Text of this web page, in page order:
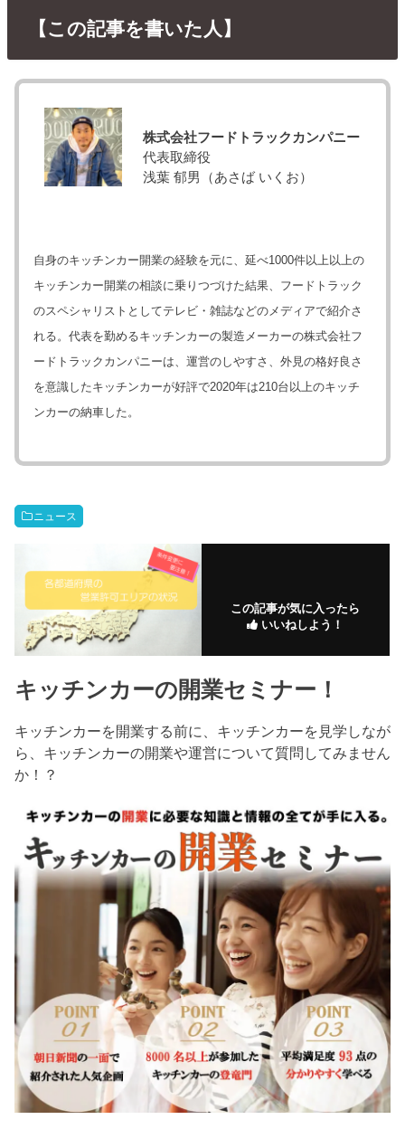
【この記事を書いた人】
株式会社フードトラックカンパニー
代表取締役
浅葉 郁男（あさば いくお）
自身のキッチンカー開業の経験を元に、延べ1000件以上以上の
キッチンカー開業の相談に乗りつづけた結果、フードトラック
のスペシャリストとしてテレビ・雑誌などのメディアで紹介さ
れる。代表を勤めるキッチンカーの製造メーカーの株式会社フ
ードトラックカンパニーは、運営のしやすさ、外見の格好良さ
を意識したキッチンカーが好評で2020年は210台以上のキッチ
ンカーの納車した。
ニュース
この記事が気に入ったら
いいねしよう！
キッチンカーの開業セミナー！
キッチンカーを開業する前に、キッチンカーを見学しなが
ら、キッチンカーの開業や運営について質問してみません
か！？